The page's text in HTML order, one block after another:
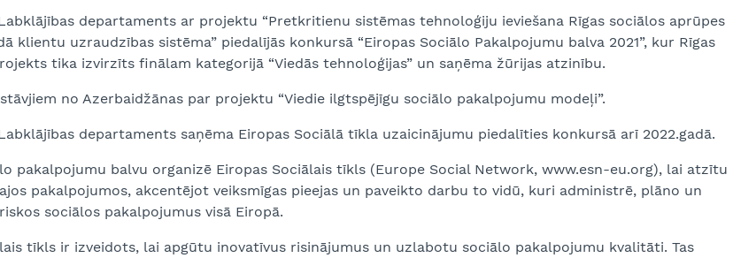
departaments ar projektu “Pretkritienu sistēmas tehnoloģiju ieviešana Rīgas sociālos aprūpes
klientu uzraudzības sistēma” piedalījās konkursā “Eiropas Sociālo Pakalpojumu balva 2021”, kur Rīgas
tika izvirzīts finālam kategorijā “Viedās tehnoloģijas” un saņēma žūrijas atzinību.
no Azerbaidžānas par projektu “Viedie ilgtspējīgu sociālo pakalpojumu modeļi”.
departaments saņēma Eiropas Sociālā tīkla uzaicinājumu piedalīties konkursā arī 2022.gadā.
pakalpojumu balvu organizē Eiropas Sociālais tīkls (Europe Social Network, www.esn-eu.org), lai atzītu
pakalpojumos, akcentējot veiksmīgas pieejas un paveikto darbu to vidū, kuri administrē, plāno un
sociālos pakalpojumus visā Eiropā.
tīkls ir izveidots, lai apgūtu inovatīvus risinājumus un uzlabotu sociālo pakalpojumu kvalitāti. Tas